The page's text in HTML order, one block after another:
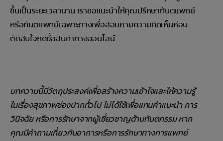
ขึ้นเป็นระยะเวลานาน เราขอแนะนำให้คุณปรึกษาทันตแพทย์
หรือทันตแพทย์เฉพาะทางเพื่อสอบถามความคิดเห็นก่อน
ตัดสินใจกดซื้อสินค้าทางออนไลน์
บทความนี้มีวัตถุประสงค์เพื่อสร้างความเข้าใจและให้ความรู้
ในเรื่องสุขภาพช่องปากทั่วไป ไม่ได้ใช้เพื่อแทนคำแนะนำ การ
วินิจฉัย หรือการรักษาจากผู้เชี่ยวชาญด้านทันตกรรม หาก
คุณมีคำถามเกี่ยวกับอาการหรือการรักษาทางการแพทย์